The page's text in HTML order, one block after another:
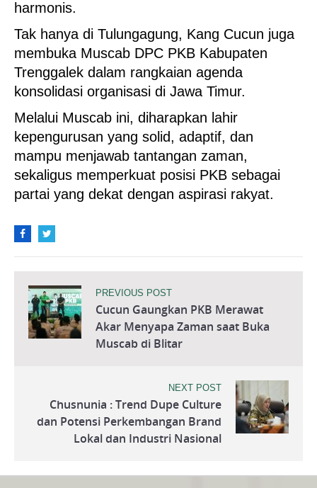
harmonis.
Tak hanya di Tulungagung, Kang Cucun juga
membuka Muscab DPC PKB Kabupaten
Trenggalek dalam rangkaian agenda
konsolidasi organisasi di Jawa Timur.
Melalui Muscab ini, diharapkan lahir
kepengurusan yang solid, adaptif, dan
mampu menjawab tantangan zaman,
sekaligus memperkuat posisi PKB sebagai
partai yang dekat dengan aspirasi rakyat.
PREVIOUS POST
Cucun Gaungkan PKB Merawat
Akar Menyapa Zaman saat Buka
Muscab di Blitar
NEXT POST
Chusnunia : Trend Dupe Culture
dan Potensi Perkembangan Brand
Lokal dan Industri Nasional